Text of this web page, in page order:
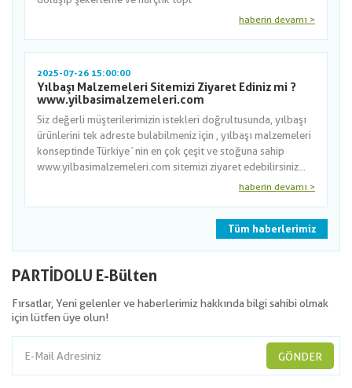
haberin devamı >
2025-07-26 15:00:00
Yılbaşı Malzemeleri Sitemizi Ziyaret Ediniz mi ?
www.yilbasimalzemeleri.com
Siz değerli müşterilerimizin istekleri doğrultusunda, yılbaşı
ürünlerini tek adreste bulabilmeniz için , yılbaşı malzemeleri
konseptinde Türkiye´nin en çok çeşit ve stoğuna sahip
www.yilbasimalzemeleri.com sitemizi ziyaret edebilirsiniz...
haberin devamı >
Tüm haberlerimiz
PARTİDOLU E-Bülten
Fırsatlar, Yeni gelenler ve haberlerimiz hakkında bilgi sahibi olmak
için lütfen üye olun!
GÖNDER